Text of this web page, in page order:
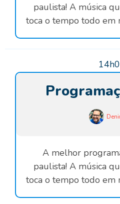
paulista! A música
toca o tempo todo em
A melhor
paulista! A música
toca o tempo todo em